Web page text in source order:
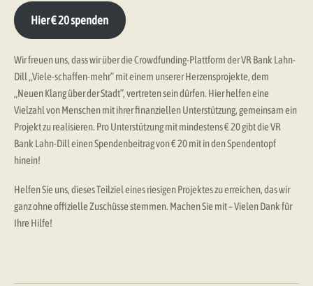
Hier € 20 spenden
Wir freuen uns, dass wir über die Crowdfunding-Plattform der VR Bank Lahn-
Dill „Viele-schaffen-mehr” mit einem unserer Herzensprojekte, dem
„Neuen Klang über der Stadt”, vertreten sein dürfen. Hier helfen eine
Vielzahl von Menschen mit ihrer finanziellen Unterstützung, gemeinsam ein
Projekt zu realisieren. Pro Unterstützung mit mindestens € 20 gibt die VR
Bank Lahn-Dill einen Spendenbeitrag von € 20 mit in den Spendentopf
hinein!
Helfen Sie uns, dieses Teilziel eines riesigen Projektes zu erreichen, das wir
ganz ohne offizielle Zuschüsse stemmen. Machen Sie mit – Vielen Dank für
Ihre Hilfe!